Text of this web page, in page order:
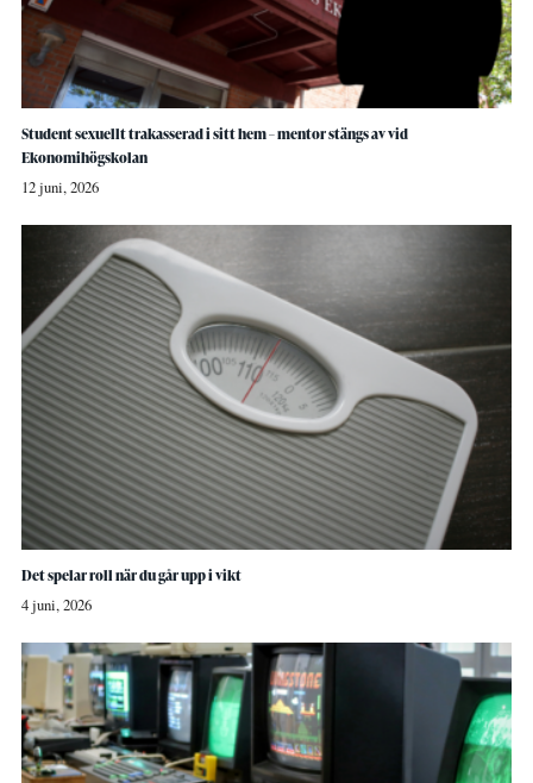
Student sexuellt trakasserad i sitt hem – mentor stängs av vid
Ekonomihögskolan
12 juni, 2026
Det spelar roll när du går upp i vikt
4 juni, 2026